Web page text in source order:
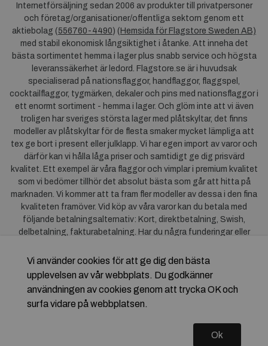
Internetförsäljning sedan 2006 av produkter till privatpersoner
och företag/organisationer/offentliga sektorn genom ett
aktiebolag (556760-4490) ( Hemsida för Flagstore Sweden AB)
med stabil ekonomisk långsiktighet i åtanke. Att inneha det
bästa sortimentet hemma i lager plus snabb service och högsta
leveranssäkerhet är ledord. Flagstore.se är i huvudsak
specialiserad på nationsflaggor, handflaggor, flaggspel,
cocktailflaggor, tygmärken, dekaler och pins med nationsflaggor i
ett enormt sortiment - hemma i lager. Och glöm inte att vi även
troligen har sveriges största lager med plåtskyltar, det finns
modeller av plåtskyltar för de flesta smaker mycket lämpliga att
tex ge bort i present eller julklapp. Vi har egen import av varor och
därför kan vi hålla låga priser och samtidigt ge dig prisvärd
kvalitet. Ett exempel är våra flaggor och vimplar i premium kvalitet
som vi bedömer tillhör det absolut bästa som går att hitta på
marknaden. Vi kommer att ta fram fler modeller av dessa i den fina
kvaliteten framöver. Vid köp av våra varor kan du betala med
följande betalningsalternativ: Kort, direktbetalning, Swish,
delbetalning, fakturabetalning. Har du några funderingar eller
dig till oss. För frågor kring Klarna kan duklicka här
Vi använder cookies för att ge dig den bästa
upplevelsen av vår webbplats. Du godkänner
användningen av cookies genom att trycka OK och
surfa vidare på webbplatsen.
Ok